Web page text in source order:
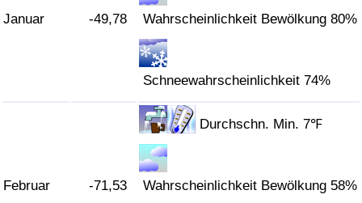
Januar -49,78 Wahrscheinlichkeit Bewölkung 80%
Schneewahrscheinlichkeit 74%
Februar -71,53
Durchschn. Min. 7℉
Wahrscheinlichkeit Bewölkung 58%
Umweltverschmutzungs-Index (aktuell)
Verschmutzungsindex
Umweltverschmutzungs-Index nach Land
Verkehrs-Index